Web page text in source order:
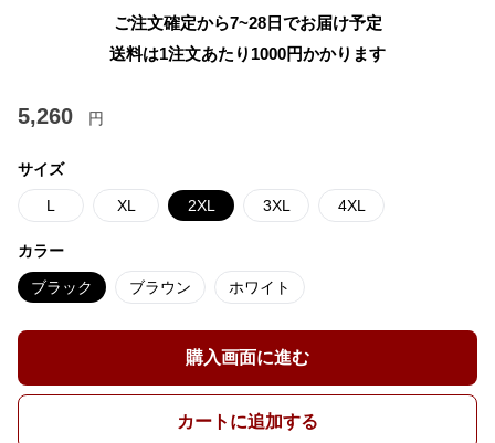
ご注文確定から7~28日でお届け予定
送料は1注文あたり 1000円かかります
5,260 円
サイズ
L XL 2XL 3XL 4XL
カラー
ブラック ブラウン ホワイト
購入画面に進む
カートに追加する